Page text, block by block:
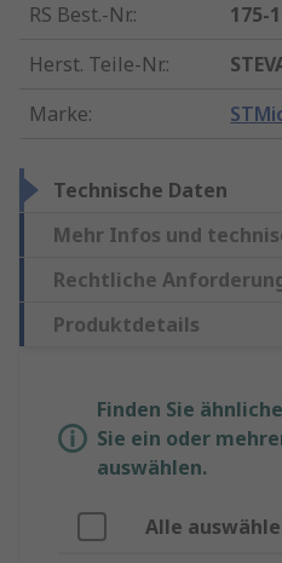
RS Best.-Nr.:
175-
Herst. Teile-Nr.:
Marke:
Technische Daten
Mehr Infos und
Rechtliche
Produktdetails
Finden Sie
Sie ein oder
auswählen.
Alle